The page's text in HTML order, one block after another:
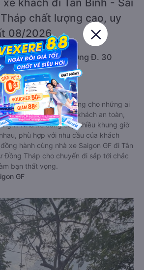
xe khách đi Tân Bình - Sài
chất lượng cao, uy
08/2026
khởi hành tại 3 Đường Đ. 30
GF
là một lựa chọn lý tưởng cho những ai
dịch vụ vận tải hành khách an toàn,
nghi. Nhà xe cung cấp nhiều khung giờ
phù hợp với nhu cầu của khách
hành cùng nhà xe Saigon GF đi Tân
Đồng Tháp cho chuyến đi sắp tới chắc
bạn thất vọng.
GF